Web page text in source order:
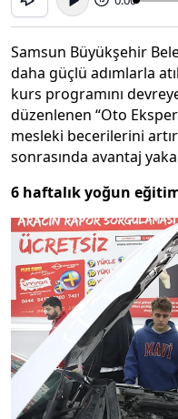
Samsun Büyükşehir
daha güçlü adımlarla
kurs programını
düzenlenen “Oto
mesleki becerilerini
sonrasında avantaj
6 haftalık yoğun